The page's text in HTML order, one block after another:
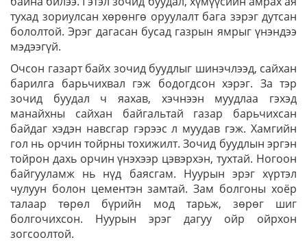
тухад зориулсан хөрөнгө оруулалт бага зэрэг дутсан
бололтой. Эрэг дагасан бусад газрын ямрыг үнэндээ
мэдээгүй.
Очсон газарт байх зочид буудлыг шинэчлээд, сайхан
барилга барьчихвал гэж бодогдсон хэрэг. За тэр
зочид буудал ч яахав, хэчнээн муудлаа гэхэд
манайхны сайхан байгальтай газар барьчихсан
байдаг хэдэн навсгар гэрээс л муудав гэж. Хамгийн
гол нь орчин тойрны тохижилт. Зочид буудлын эргэн
тойрон дахь орчин үнэхээр цэвэрхэн, тухтай. Ногоон
байгууламж нь нүд баясгам. Нуурын эрэг хүртэл
чулуун болон цементэн замтай. Зам болгоны хоёр
талаар төрөл бүрийн мод тарьж, зөрөг шиг
болгочихсон. Нуурын эрэг дагуу ойр ойрхон
зогсоолтой.